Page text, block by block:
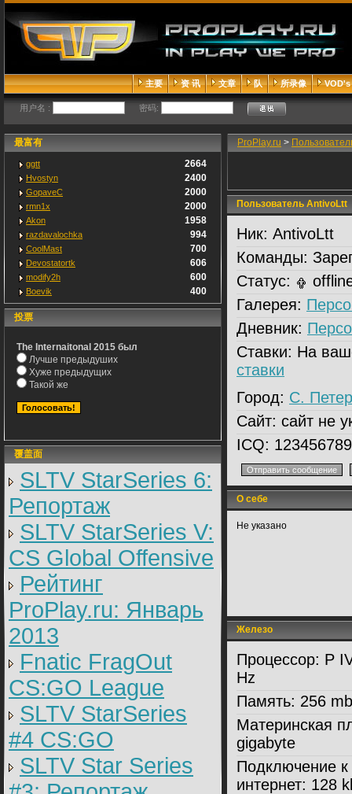
主要 资 讯 文章 队 所录像 VOD's
用户名 : 密码:
最富有
ggtt 2664
Hvostyn 2400
GopaveC 2000
rmn1x 2000
Akon 1958
razdavalochka 994
CoolMast 700
Devostatortk 606
modify2h 600
Boevik 400
投票
The Internaitonal 2015 был
Лучше предыдуших
Хуже предыдущих
Такой же
覆盖面
SLTV StarSeries 6:
Репортаж
SLTV StarSeries V:
CS Global Offensive
Рейтинг
ProPlay.ru: Январь
2013
Fnatic FragOut
CS:GO League
SLTV StarSeries
#4 CS:GO
SLTV Star Series
ProPlay.ru >
Пользователь AntivoLtt
Ник: AntivoLtt
Команды:
Статус:
Галерея:
Дневник:
Ставки: На
ставки
Город: С.
Сайт: сайт не
ICQ: 123456789
О себе
Не указано
Железо
Процессор: P
Hz
Память: 256 mb
Материнская
gigabyte
Подключение к
интернет: 128